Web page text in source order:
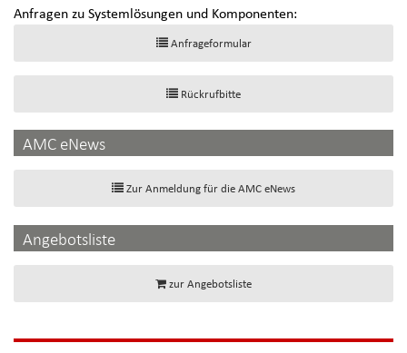
Anfragen zu Systemlösungen und Komponenten:
Anfrageformular
Rückrufbitte
AMC eNews
Zur Anmeldung für die AMC eNews
Angebotsliste
zur Angebotsliste